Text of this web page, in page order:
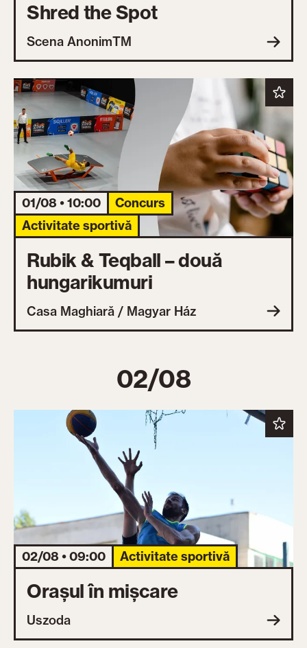
Shred the Spot
Scena AnonimTM
01/08 • 10:00
Concurs
Activitate sportivă
Rubik & Teqball – două
hungarikumuri
Casa Maghiară / Magyar Ház
02/08
02/08 • 09:00 Activitate sportivă
Orașul în mișcare
Uszoda